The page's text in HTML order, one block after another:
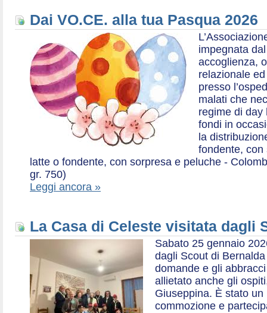
Dai VO.CE. alla tua Pasqua 2026
impegnata
accoglienza,
relazionale
presso
malati che
regime di day
fondi in
la
fondente, con
latte o fondente, con sorpresa e peluche -
gr. 750)
Leggi ancora »
La Casa di Celeste visitata dagli
Sabato 25 gennaio
dagli Scout di
domande e gli
allietato anche gli
Giuseppina. È stato
commozione e